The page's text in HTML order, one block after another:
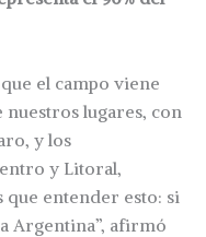
el campo viene
nuestros lugares, con
y los
y Litoral,
entender esto: si
Argentina”, afirmó